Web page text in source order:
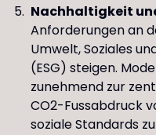
Nachhaltigkeit
Anforderungen an
Umwelt, Soziales
(ESG) steigen.
zunehmend zur
CO2-Fussabdruck
soziale Standards